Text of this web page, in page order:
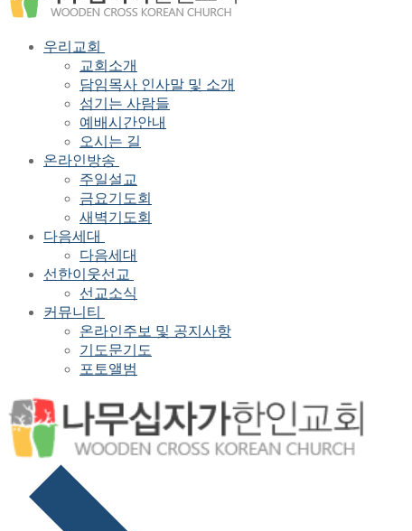
우리교회
교회소개
담임목사 인사말 및 소개
섬기는 사람들
예배시간안내
오시는 길
온라인방송
주일설교
금요기도회
새벽기도회
다음세대
다음세대
선한이웃선교
선교소식
커뮤니티
온라인주보 및 공지사항
기도문기도
포토앨범